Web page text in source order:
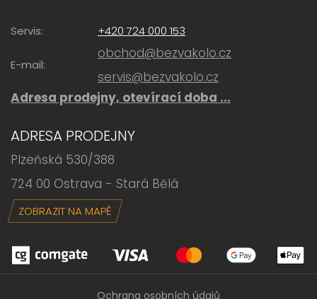
Servis: +420 724 000 153
E-mail:
obchod@bezvakolo.cz
servis@bezvakolo.cz
Adresa prodejny, otevírací doba ...
ADRESA PRODEJNY
Plzeňská 530/388
724 00 Ostrava - Stará Bělá
ZOBRAZIT NA MAPĚ
Ochrana osobních údajů